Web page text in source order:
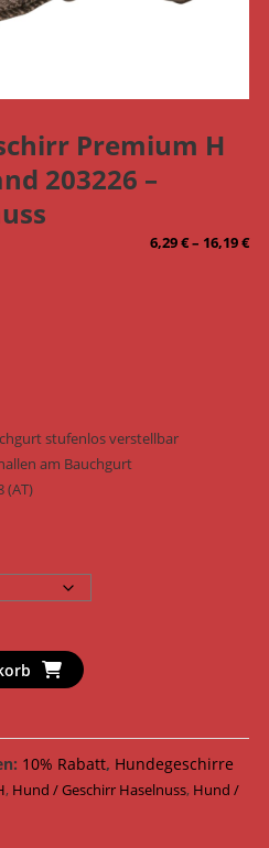
Premium H
203226 –
6,29€– 16,19€
stufenlos verstellbar
am Bauchgurt
(AT)
10% Rabatt, Hundegeschirre
, Hund / Geschirr Haselnuss, Hund /